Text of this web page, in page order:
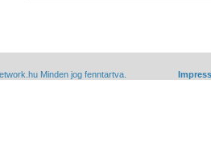
Minden jog fenntartva.